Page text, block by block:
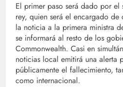
El primer paso será dado por
rey, quien será el encargado
la noticia a la primera ministra
se informará al resto de los
Commonwealth. Casi en
noticias local emitirá una alerta
públicamente el fallecimiento,
como internacional.